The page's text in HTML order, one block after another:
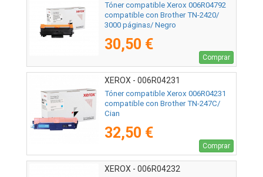
Tóner compatible Xerox 006R04792
compatible con Brother TN-2420/
3000 páginas/ Negro
30,50 €
Comprar
XEROX - 006R04231
Tóner compatible Xerox 006R04231
compatible con Brother TN-247C/
Cian
32,50 €
Comprar
XEROX - 006R04232